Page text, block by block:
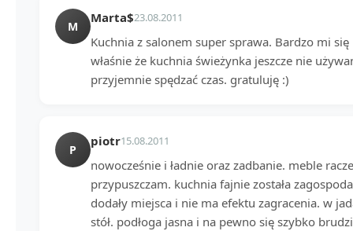
M
Marta$23.08.2011
Kuchnia z salonem super sprawa. Bardzo mi
właśnie że kuchnia świeżynka jeszcze nie
przyjemnie spędzać czas. gratuluję :)
P
piotr15.08.2011
nowocześnie i ładnie oraz zadbanie. meble
przypuszczam. kuchnia fajnie została
dodały miejsca i nie ma efektu zagracenia. w
stół. podłoga jasna i na pewno się szybko